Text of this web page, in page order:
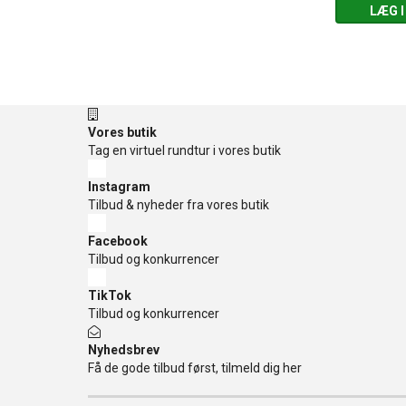
LÆG I
Vores butik
Tag en virtuel rundtur i vores butik
Instagram
Tilbud & nyheder fra vores butik
Facebook
Tilbud og konkurrencer
TikTok
Tilbud og konkurrencer
Nyhedsbrev
Få de gode tilbud først, tilmeld dig her